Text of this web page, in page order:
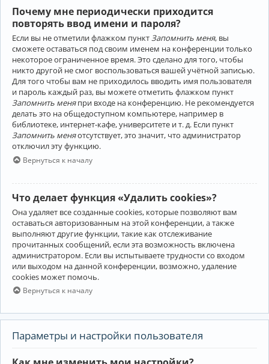
Почему мне периодически приходится
повторять ввод имени и пароля?
Если вы не отметили флажком пунктЗапомнить меня, вы
сможете оставаться под своим именем на конференции только
некоторое ограниченное время. Это сделано для того, чтобы
никто другой не смог воспользоваться вашей учётной записью.
Для того чтобы вам не приходилось вводить имя пользователя
и пароль каждый раз, вы можете отметить флажком пункт
Запомнить меняпри входе на конференцию. Не рекомендуется
делать это на общедоступном компьютере, например в
библиотеке, интернет-кафе, университете и т. д. Если пункт
Запомнить меняотсутствует, это значит, что администратор
отключил эту функцию.
Вернуться к началу
Что делает функция «Удалить cookies»?
Она удаляет все созданные cookies, которые позволяют вам
оставаться авторизованным на этой конференции, а также
выполняют другие функции, такие как отслеживание
прочитанных сообщений, если эта возможность включена
администратором. Если вы испытываете трудности со входом
или выходом на данной конференции, возможно, удаление
cookies может помочь.
Вернуться к началу
Параметры и настройки пользователя